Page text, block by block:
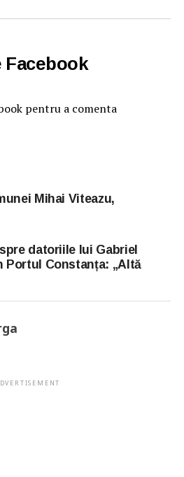
Facebook
pentru a comenta
Mihai Viteazu,
datoriile lui Gabriel
Portul Constanța: „Altă